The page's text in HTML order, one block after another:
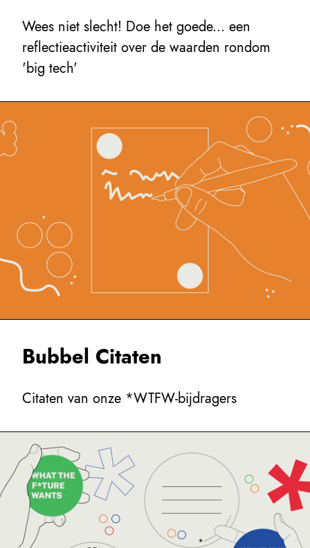
Wees niet slecht! Doe het goede... een
reflectieactiviteit over de waarden rondom
'big tech'
Bubbel Citaten
Citaten van onze *WTFW-bijdragers